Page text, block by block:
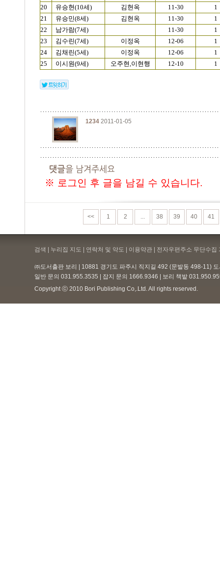
20
유승현(10세) 김현옥 11-30
1
21
유승민(8세) 김현옥 11-30
1
22
남가람(7세) 11-30
1
23
김수린(7세) 이정옥 12-06
1
24
김채린(5세) 이정옥 12-06
1
25
이시원(9세) 오주현,이현행 12-10 1
1234 2011-01-05
※ 로그인 후 글을 남길 수 있습니다.
<< 1 2 ... 38 39 40 41
검색 | 누리집 지도 | 연락처 및 약도 | 이용약관 | 전자우편주소 무단수집
㈜도서출판 보리 | 10881 경기도 파주시 직지길 492 (문발동 498-11)
일반 문의 031.955.3535 | 잡지 문의 1666.9346 | 보리 책밭
Copyright ⓒ 2010 Bori Publishing Co,.Ltd. All rights reserved.